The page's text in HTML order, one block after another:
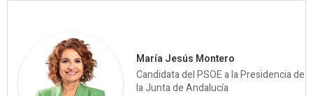
María Jesús Montero
Candidata del PSOE a la Presidencia de
la Junta de Andalucía